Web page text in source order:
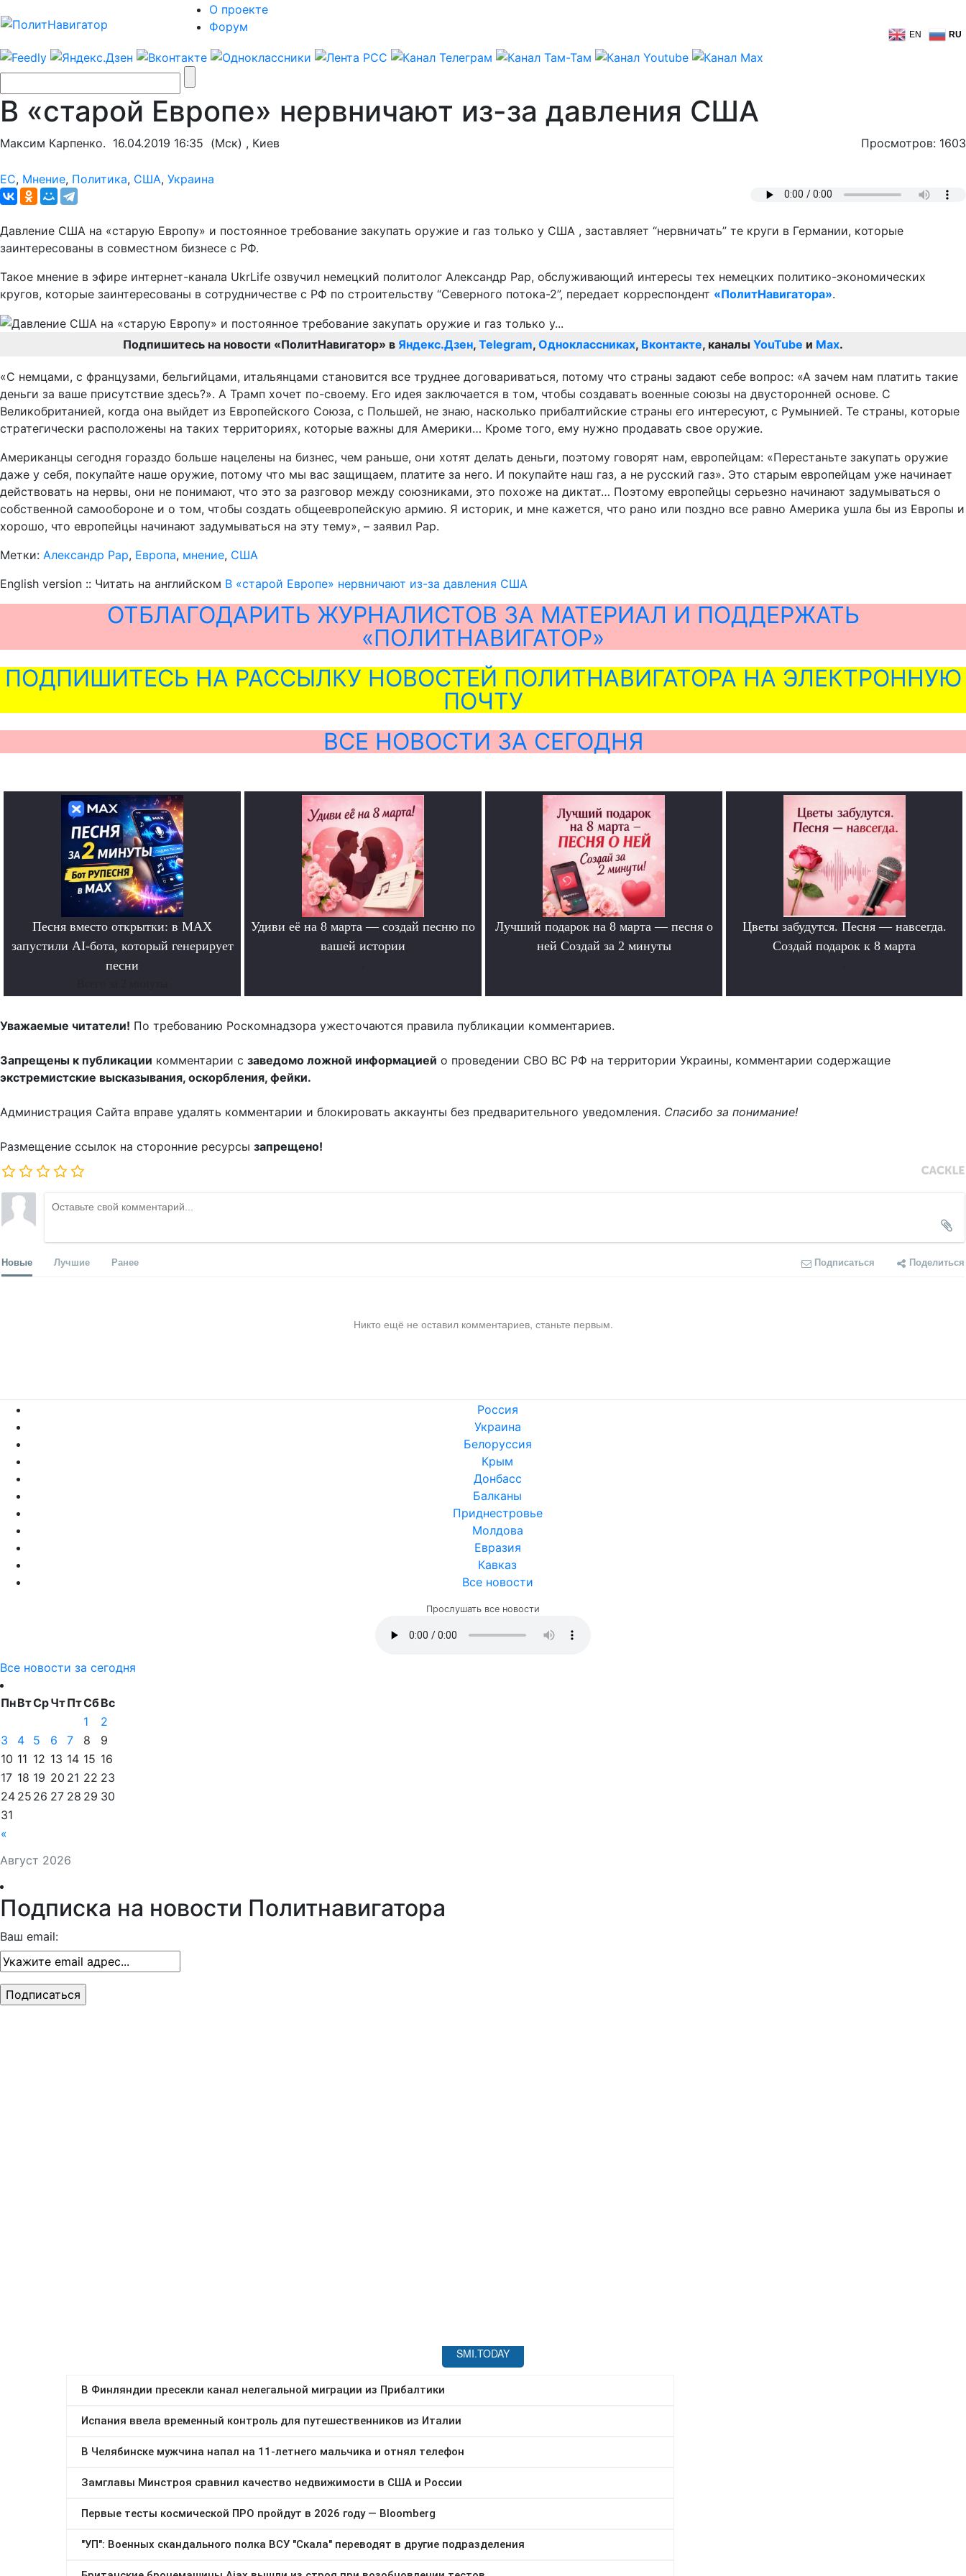
О проекте
Форум
EN RU
В «старой Европе» нервничают из-за давления США
Максим Карпенко. 16.04.2019 16:35 (Мск) , Киев Просмотров: 1603
ЕС, Мнение, Политика, США, Украина
Давление США на «старую Европу» и постоянное требование закупать оружие и газ только у США , заставляет “нервничать” те круги в Германии, которые
заинтересованы в совместном бизнесе с РФ.
Такое мнение в эфире интернет-канала UkrLife озвучил немецкий политолог Александр Рар, обслуживающий интересы тех немецких политико-экономических
кругов, которые заинтересованы в сотрудничестве с РФ по строительству “Северного потока-2”, передает корреспондент «ПолитНавигатора».
Подпишитесь на новости «ПолитНавигатор» в Яндекс.Дзен, Telegram, Одноклассниках, Вконтакте, каналы YouTube и Max.
«С немцами, с французами, бельгийцами, итальянцами становится все труднее договариваться, потому что страны задают себе вопрос: «А зачем нам платить такие
деньги за ваше присутствие здесь?». А Трамп хочет по-своему. Его идея заключается в том, чтобы создавать военные союзы на двусторонней основе. С
Великобританией, когда она выйдет из Европейского Союза, с Польшей, не знаю, насколько прибалтийские страны его интересуют, с Румынией. Те страны, которые
стратегически расположены на таких территориях, которые важны для Америки… Кроме того, ему нужно продавать свое оружие.
Американцы сегодня гораздо больше нацелены на бизнес, чем раньше, они хотят делать деньги, поэтому говорят нам, европейцам: «Перестаньте закупать оружие
даже у себя, покупайте наше оружие, потому что мы вас защищаем, платите за него. И покупайте наш газ, а не русский газ». Это старым европейцам уже начинает
действовать на нервы, они не понимают, что это за разговор между союзниками, это похоже на диктат… Поэтому европейцы серьезно начинают задумываться о
собственной самообороне и о том, чтобы создать общеевропейскую армию. Я историк, и мне кажется, что рано или поздно все равно Америка ушла бы из Европы и
хорошо, что европейцы начинают задумываться на эту тему», – заявил Рар.
Метки: Александр Рар, Европа, мнение, США
English version :: Читать на английском В «старой Европе» нервничают из-за давления США
ОТБЛАГОДАРИТЬ ЖУРНАЛИСТОВ ЗА МАТЕРИАЛ И ПОДДЕРЖАТЬ
«ПОЛИТНАВИГАТОР»
ПОДПИШИТЕСЬ НА РАССЫЛКУ НОВОСТЕЙ ПОЛИТНАВИГАТОРА НА ЭЛЕКТРОННУЮ
ПОЧТУ
ВСЕ НОВОСТИ ЗА СЕГОДНЯ
Песня вместо открытки: в MAX
запустили AI-бота, который генерирует
песни
Удиви её на 8 марта — создай песню по
вашей истории
Лучший подарок на 8 марта — песня о
ней Создай за 2 минуты
Цветы забудутся. Песня — навсегда.
Создай подарок к 8 марта
Уважаемые читатели! По требованию Роскомнадзора ужесточаются правила публикации комментариев.
Запрещены к публикации комментарии с заведомо ложной информацией о проведении СВО ВС РФ на территории Украины, комментарии содержащие
экстремистские высказывания, оскорбления, фейки.
Администрация Сайта вправе удалять комментарии и блокировать аккаунты без предварительного уведомления. Спасибо за понимание!
Размещение ссылок на сторонние ресурсы запрещено!
Новые Лучшие Ранее Подписаться Поделиться
Никто ещё не оставил комментариев, станьте первым.
Россия
Украина
Белоруссия
Крым
Донбасс
Балканы
Приднестровье
Молдова
Евразия
Кавказ
Все новости
Прослушать все новости
Все новости за сегодня
Август 2026
ПнВтСрЧтПтСбВс
«
1
2
3
4 5 6 7 8
9
10 11 12 13 14 15 16
17 18 19 20 21 22 23
24 25 26 27 28 29 30
31
Подписка на новости Политнавигатора
Ваш email: